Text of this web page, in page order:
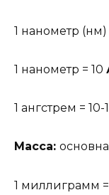
1 нанометр
1 нанометр = 10
1 ангстрем = 10-
Масса:
1 миллиграмм =